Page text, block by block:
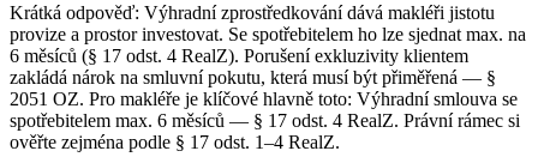
Krátká odpověď: Výhradní zprostředkování dává makléři jistotu
provize a prostor investovat. Se spotřebitelem ho lze sjednat max. na
6 měsíců (§ 17 odst. 4 RealZ). Porušení exkluzivity klientem
zakládá nárok na smluvní pokutu, která musí být přiměřená — §
2051 OZ. Pro makléře je klíčové hlavně toto: Výhradní smlouva se
spotřebitelem max. 6 měsíců — § 17 odst. 4 RealZ. Právní rámec si
ověřte zejména podle § 17 odst. 1–4 RealZ.